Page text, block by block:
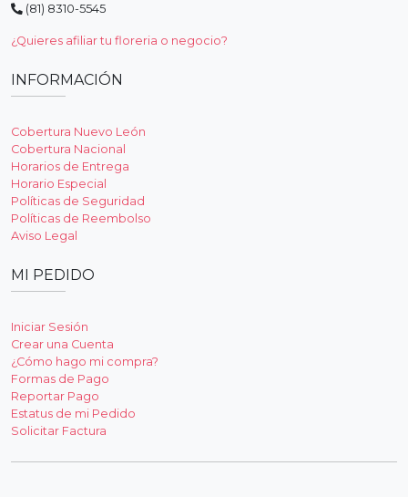
(81) 8310-5545
¿Quieres afiliar tu floreria o negocio?
INFORMACIÓN
Cobertura Nuevo León
Cobertura Nacional
Horarios de Entrega
Horario Especial
Políticas de Seguridad
Políticas de Reembolso
Aviso Legal
MI PEDIDO
Iniciar Sesión
Crear una Cuenta
¿Cómo hago mi compra?
Formas de Pago
Reportar Pago
Estatus de mi Pedido
Solicitar Factura